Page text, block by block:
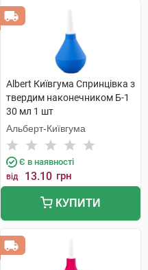
Albert Київгума Спринцівка з
твердим наконечником Б-1
30 мл 1 шт
Альберт-Київгума
Є в наявності
від 13.10 грн
КУПИТИ